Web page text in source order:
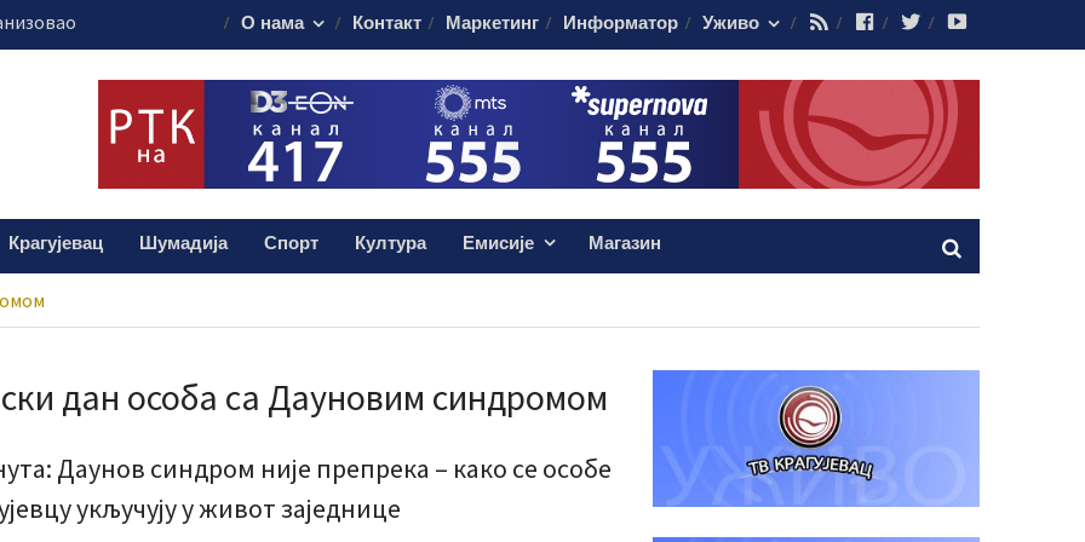
на Ђачком
без публике
Володимир
посети Србији
О нама Контакт Маркетинг Информатор Уживо RSS FacebookTwitter
Крагујевац Шумадија Спорт Култура Емисије Магазин
дан особа са Дауновим синдромом
Даунов синдром није препрека – како се особе
укључују у живот заједнице